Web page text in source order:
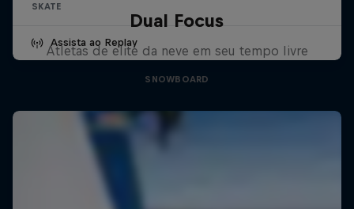
SKATE
Assista ao Replay
Dual Focus
Atletas de elite da neve em seu tempo livre
SNOWBOARD